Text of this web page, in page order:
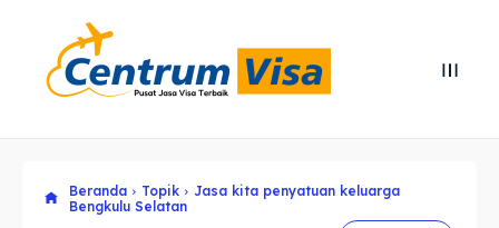
Explore our destinations
Explore our destinations
Beranda Topik
Jasa kita penyatuan keluarga
Bengkulu Selatan